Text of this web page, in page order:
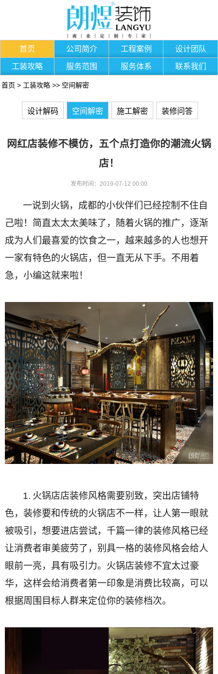
首页 公司简介 工程案例 设计团队
工装攻略 服务范围 服务体系 联系我们
首页 > 工装攻略 >> 空间解密
设计解码 空间解密 施工解密 装修问答
网红店装修不模仿，五个点打造你的潮流火锅
店！
发布时间：2019-07-12 00:00
一说到火锅，成都的小伙伴们已经控制不住自
己啦！简直太太太美味了，随着火锅的推广，逐渐
成为人们最喜爱的饮食之一，越来越多的人也想开
一家有特色的火锅店，但一直无从下手。不用着
急，小编这就来啦！
1. 火锅店店装修风格需要别致，突出店铺特
色，装修要和传统的火锅店不一样，让人第一眼就
被吸引，想要进店尝试，千篇一律的装修风格已经
让消费者审美疲劳了，别具一格的装修风格会给人
眼前一亮，具有吸引力。火锅店装修不宜太过豪
华，这样会给消费者第一印象是消费比较高，可以
根据周围目标人群来定位你的装修档次。